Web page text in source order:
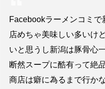
Facebookラーメンコミで
店めちゃ美味しい多いけ
いと思うし新潟は豚骨心
断然スープに酷有って絶
商店は癖に為るまで行か